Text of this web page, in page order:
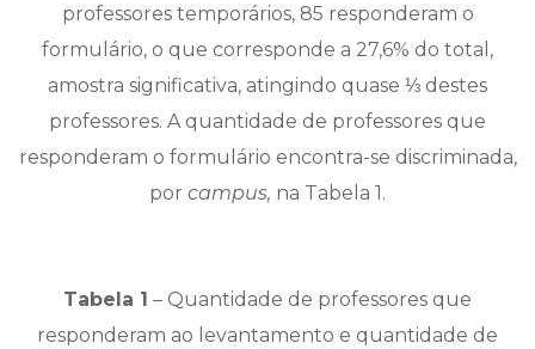
professores temporários, 85 responderam o
formulário, o que corresponde a 27,6% do total,
amostra significativa, atingindo quase ⅓ destes
professores. A quantidade de professores que
responderam o formulário encontra-se discriminada,
por campus, na Tabela 1.
Tabela 1 – Quantidade de professores que
responderam ao levantamento e quantidade de